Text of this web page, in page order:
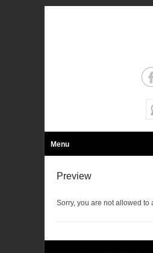
ORS
Menu
Preview
Sorry, you are not allowed to